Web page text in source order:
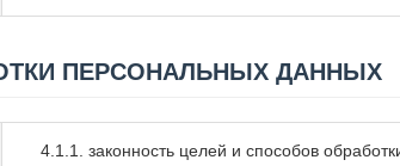
ПЕРСОНАЛЬНЫХ ДАННЫХ
4.1.1. законность целей и способов